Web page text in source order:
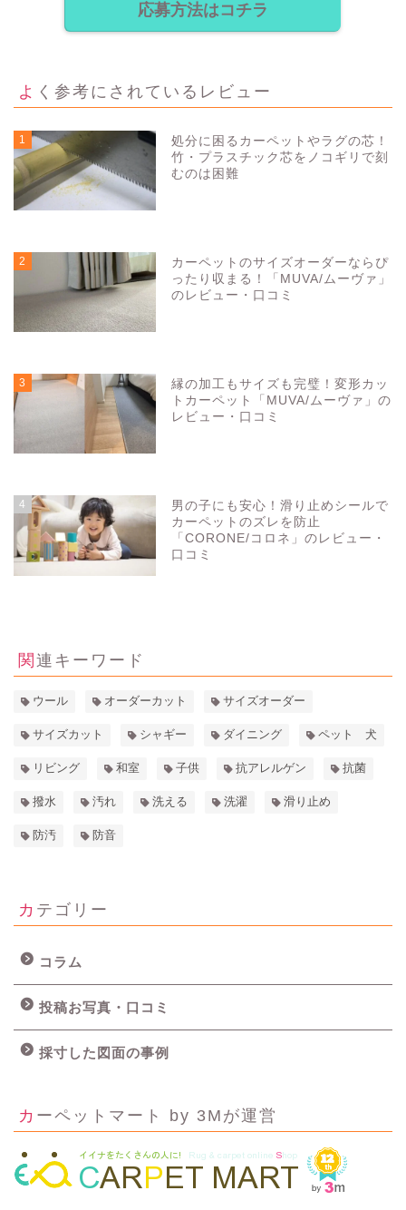
応募方法はコチラ
よく参考にされているレビュー
1
処分に困るカーペットやラグの芯！
竹・プラスチック芯をノコギリで刻
むのは困難
2
カーペットのサイズオーダーならぴ
ったり収まる！「MUVA/ムーヴァ」
のレビュー・口コミ
3
縁の加工もサイズも完璧！変形カッ
トカーペット「MUVA/ムーヴァ」の
レビュー・口コミ
4
男の子にも安心！滑り止めシールで
カーペットのズレを防止
「CORONE/コロネ」のレビュー・
口コミ
関連キーワード
ウール オーダーカット サイズオーダー
サイズカット シャギー ダイニング ペット 犬
リビング 和室 子供 抗アレルゲン 抗菌
撥水 汚れ 洗える 洗濯 滑り止め
防汚 防音
カテゴリー
コラム
投稿お写真・口コミ
採寸した図面の事例
カーペットマート by 3Mが運営